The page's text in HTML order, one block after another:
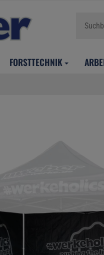
FORSTTECHNIK